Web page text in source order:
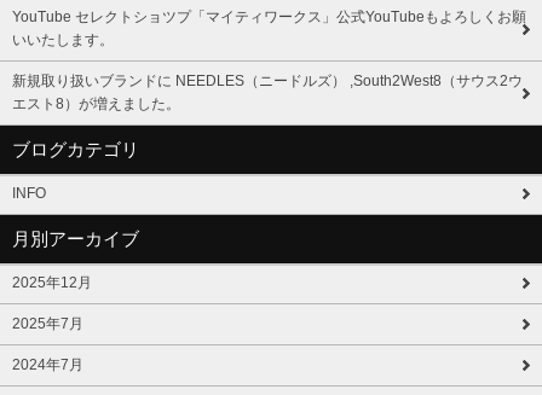
YouTube セレクトショツプ「マイティワークス」公式YouTubeもよろしくお願
いいたします。
新規取り扱いブランドに NEEDLES（ニードルズ） ,South2West8（サウス2ウ
エスト8）が増えました。
ブログカテゴリ
INFO
月別アーカイブ
2025年12月
2025年7月
2024年7月